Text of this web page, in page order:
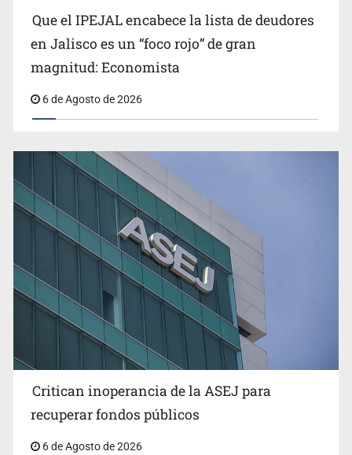
Ex policía es detenido por agresión y amenzas contra
su pareja
Que el IPEJAL encabece la lista de deudores en Jalisco
es un “foco rojo” de gran magnitud: Economista
Que el IPEJAL encabece la lista de deudores
en Jalisco es un “foco rojo” de gran
magnitud: Economista
6 de Agosto de 2026
Critican inoperancia de la ASEJ para
recuperar fondos públicos
6 de Agosto de 2026